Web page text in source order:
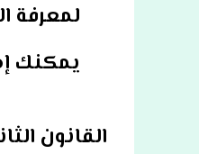
لمعرفة
يمكنك
القانون